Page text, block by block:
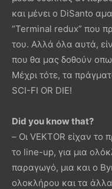
και μένει ο DiSanto
“Terminal redux” που
του. Αλλά όλα αυτά,
που θα μας δοθούν
Μέχρι τότε, τα
SCI-FI OR DIE!
Did you know that?
– Οι VEKTOR είχαν
το line-up, για μια
παραγωγό, μια και ο
ολοκλήρου και τα